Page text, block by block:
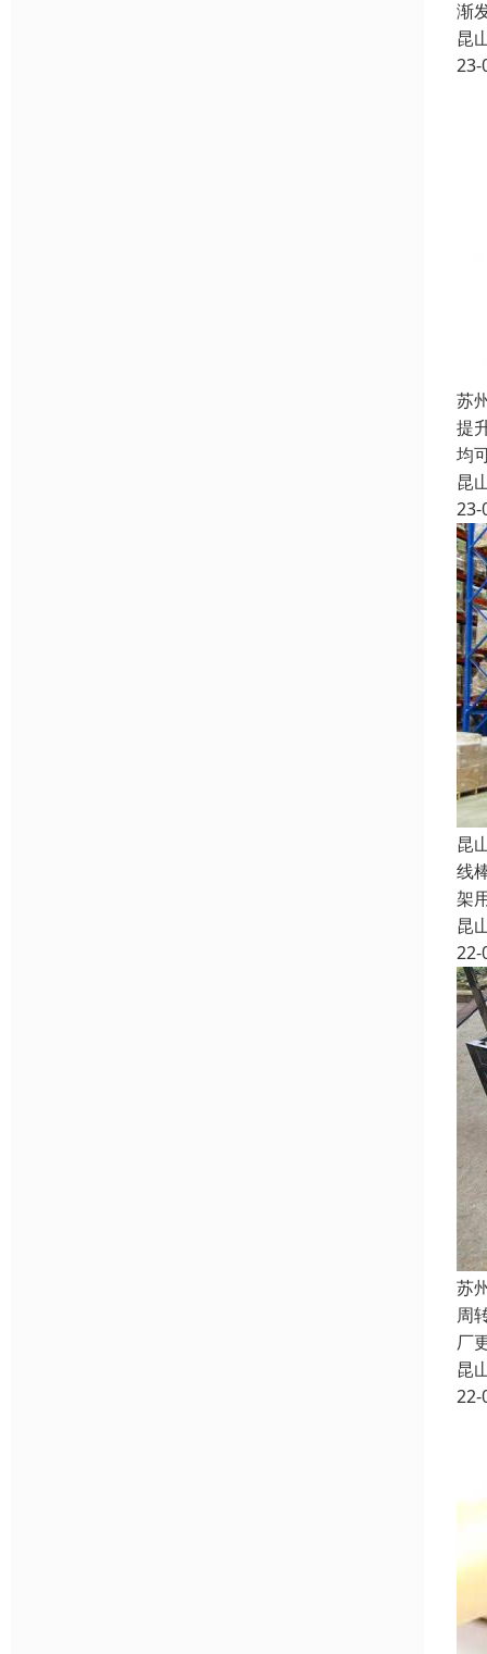
渐
昆
23-
苏
提
均
昆
23-
昆
线
架
昆
22-
苏
周
厂
昆
22-